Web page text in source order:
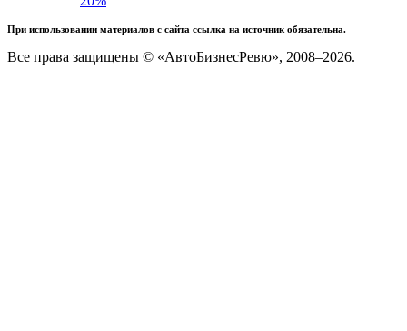
При использовании материалов с сайта ссылка на источник обязательна.
Все права защищены © «АвтоБизнесРевю», 2008–2026.